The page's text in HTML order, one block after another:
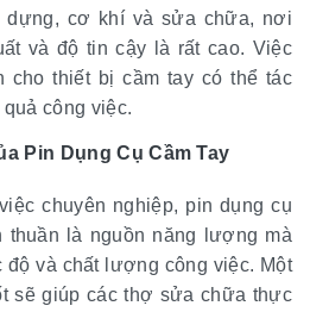
dựng, cơ khí và sửa chữa, nơi
và độ tin cậy là rất cao. Việc
cho thiết bị cầm tay có thể tác
công việc.
Pin Dụng Cụ Cầm Tay
chuyên nghiệp, pin dụng cụ
thuần là nguồn năng lượng mà
và chất lượng công việc. Một
sẽ giúp các thợ sửa chữa thực